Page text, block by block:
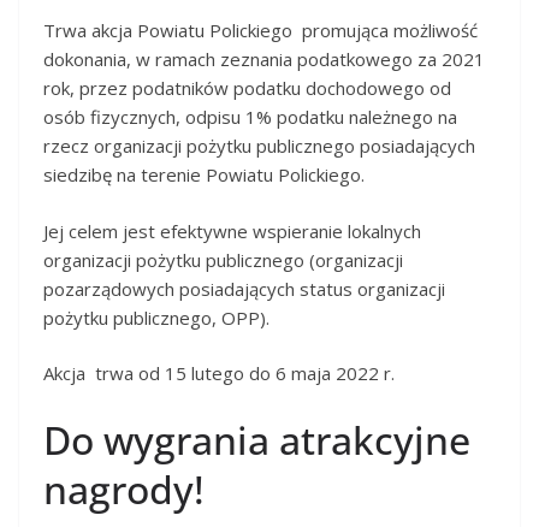
Trwa akcja Powiatu Polickiego promująca możliwość
dokonania, w ramach zeznania podatkowego za 2021
rok, przez podatników podatku dochodowego od
osób fizycznych, odpisu 1% podatku należnego na
rzecz organizacji pożytku publicznego posiadających
siedzibę na terenie Powiatu Polickiego.
Jej celem jest efektywne wspieranie lokalnych
organizacji pożytku publicznego (organizacji
pozarządowych posiadających status organizacji
pożytku publicznego, OPP).
Akcja trwa od 15 lutego do 6 maja 2022 r.
Do wygrania atrakcyjne
nagrody!